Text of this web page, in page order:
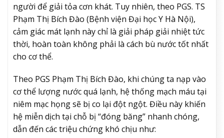
người để giải tỏa cơn khát. Tuy nhiên, theo PGS. TS
Phạm Thị Bích Đào (Bệnh viện Đại học Y Hà Nội),
cảm giác mát lạnh này chỉ là giải pháp giải nhiệt tức
thời, hoàn toàn không phải là cách bù nước tốt nhất
cho cơ thể.
Theo PGS Phạm Thị Bích Đào, khi chúng ta nạp vào
cơ thể lượng nước quá lạnh, hệ thống mạch máu tại
niêm mạc họng sẽ bị co lại đột ngột. Điều này khiến
hệ miễn dịch tại chỗ bị “đóng băng” nhanh chóng,
dẫn đến các triệu chứng khó chịu như: